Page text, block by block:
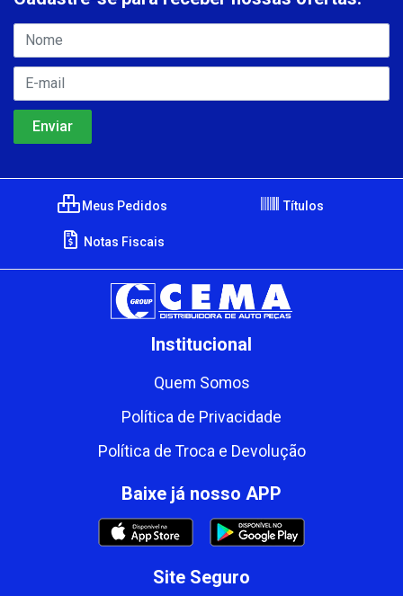
Meus Pedidos Títulos
Notas Fiscais
Institucional
Quem Somos
Política de Privacidade
Política de Troca e Devolução
Baixe já nosso APP
Site Seguro